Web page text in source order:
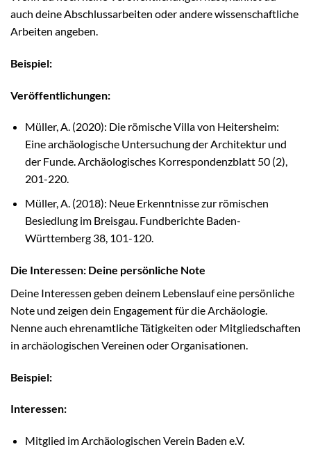
auch deine Abschlussarbeiten oder andere wissenschaftliche
Arbeiten angeben.
Beispiel:
Veröffentlichungen:
Müller, A. (2020): Die römische Villa von Heitersheim:
Eine archäologische Untersuchung der Architektur und
der Funde. Archäologisches Korrespondenzblatt 50 (2),
201-220.
Müller, A. (2018): Neue Erkenntnisse zur römischen
Besiedlung im Breisgau. Fundberichte Baden-
Württemberg 38, 101-120.
Die Interessen: Deine persönliche Note
Deine Interessen geben deinem Lebenslauf eine persönliche
Note und zeigen dein Engagement für die Archäologie.
Nenne auch ehrenamtliche Tätigkeiten oder Mitgliedschaften
in archäologischen Vereinen oder Organisationen.
Beispiel:
Interessen:
Mitglied im Archäologischen Verein Baden e.V.